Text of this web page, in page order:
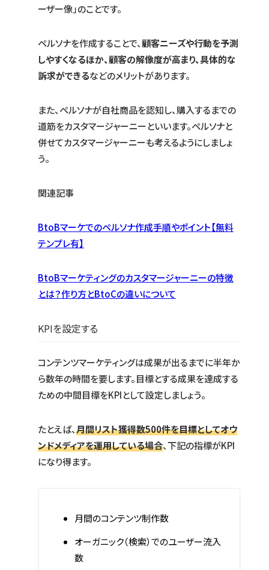
ーザー像」のことです。
ペルソナを作成することで、顧客ニーズや行動を予測
しやすくなるほか、顧客の解像度が高まり、具体的な
訴求ができるなどのメリットがあります。
また、ペルソナが自社商品を認知し、購入するまでの
道筋をカスタマージャーニーといいます。ペルソナと
併せてカスタマージャーニーも考えるようにしましょ
う。
関連記事
BtoBマーケでのペルソナ作成手順やポイント【無料
テンプレ有】
BtoBマーケティングのカスタマージャーニーの特徴
とは？作り方とBtoCの違いについて
KPIを設定する
コンテンツマーケティングは成果が出るまでに半年か
ら数年の時間を要します。目標とする成果を達成する
ための中間目標をKPIとして設定しましょう。
たとえば、月間リスト獲得数500件を目標としてオウ
ンドメディアを運用している場合、下記の指標がKPI
になり得ます。
月間のコンテンツ制作数
オーガニック（検索）でのユーザー流入
数